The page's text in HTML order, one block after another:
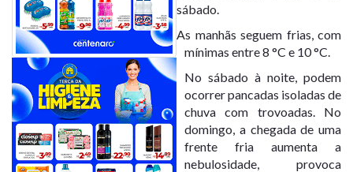
sábado.
As manhãs seguem frias, com
mínimas entre 8 °C e 10 °C.
No sábado à noite, podem
ocorrer pancadas isoladas de
chuva com trovoadas. No
domingo, a chegada de uma
frente fria aumenta a
nebulosidade, provoca